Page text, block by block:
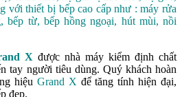
với thiết bị bếp cao cấp như : máy rửa
bếp từ, bếp hồng ngoại, hút mùi, nồi
X được nhà máy kiểm định chất
tay người tiêu dùng. Quý khách hoàn
hiệu Grand X để tăng tính hiện đại,
đẹp.